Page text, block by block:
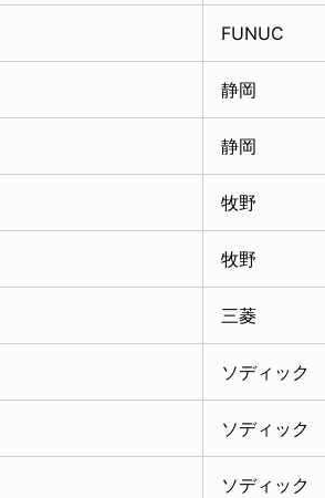
FUNUC
静岡
静岡
牧野
牧野
三菱
ソディック
ソディック
ソディック